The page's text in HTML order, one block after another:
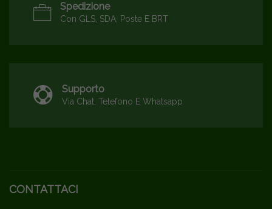
Spedizione
Con GLS, SDA, Poste E BRT
Supporto
Via Chat, Telefono E Whatsapp
CONTATTACI